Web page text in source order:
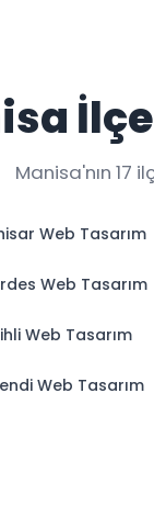
Manisa'nın 17
Web Tasarım
Web Tasarım
Web Tasarım
Web Tasarım